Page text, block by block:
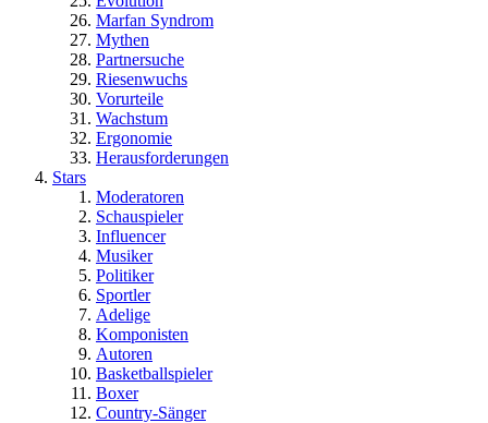
Marfan Syndrom
Mythen
Partnersuche
Riesenwuchs
Vorurteile
Wachstum
Ergonomie
Herausforderungen
Stars
Moderatoren
Schauspieler
Influencer
Musiker
Politiker
Sportler
Adelige
Komponisten
Autoren
Basketballspieler
Boxer
Country-Sänger